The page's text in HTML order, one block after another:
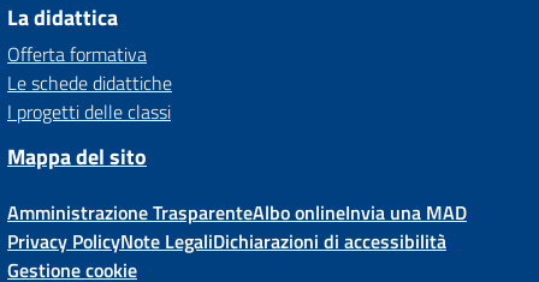
La didattica
Offerta formativa
Le schede didattiche
I progetti delle classi
Mappa del sito
Amministrazione TrasparenteAlbo onlineInvia una MAD
Privacy PolicyNote LegaliDichiarazioni di accessibilità
Gestione cookie